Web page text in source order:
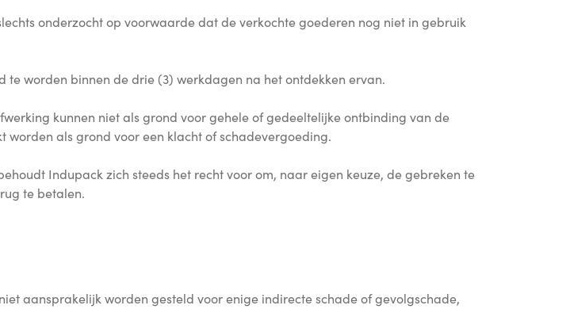
onderzocht op voorwaarde dat de verkochte goederen nog niet in gebruik
worden binnen de drie (3) werkdagen na het ontdekken ervan.
kunnen niet als grond voor gehele of gedeeltelijke ontbinding van de
als grond voor een klacht of schadevergoeding.
Indupack zich steeds het recht voor om, naar eigen keuze, de gebreken te
te betalen.
aansprakelijk worden gesteld voor enige indirecte schade of gevolgschade,